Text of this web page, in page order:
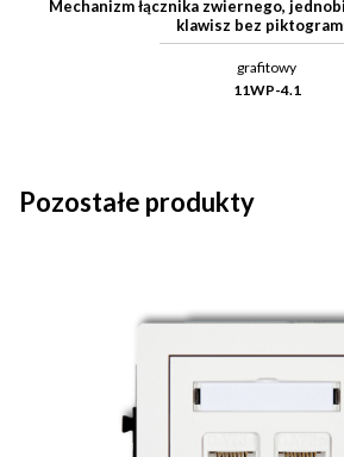
Mechanizm łącznika zwiernego,
klawisz bez
grafitowy
11WP-4.1
Pozostałe produkty